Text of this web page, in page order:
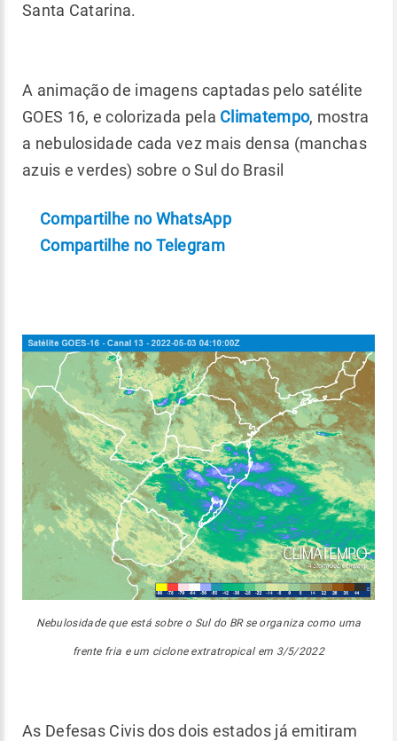
Santa Catarina.
A animação de imagens captadas pelo satélite
GOES 16, e colorizada pela Climatempo, mostra
a nebulosidade cada vez mais densa (manchas
azuis e verdes) sobre o Sul do Brasil
Compartilhe no WhatsApp
Compartilhe no Telegram
Nebulosidade que está sobre o Sul do BR se organiza como uma
frente fria e um ciclone extratropical em 3/5/2022
As Defesas Civis dos dois estados já emitiram